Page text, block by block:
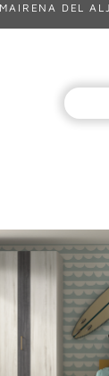
DEL